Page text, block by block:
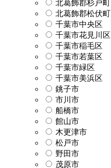
北葛飾郡杉戸町
北葛飾郡松伏町
千葉市中央区
千葉市花見川区
千葉市稲毛区
千葉市若葉区
千葉市緑区
千葉市美浜区
銚子市
市川市
船橋市
館山市
木更津市
松戸市
野田市
茂原市